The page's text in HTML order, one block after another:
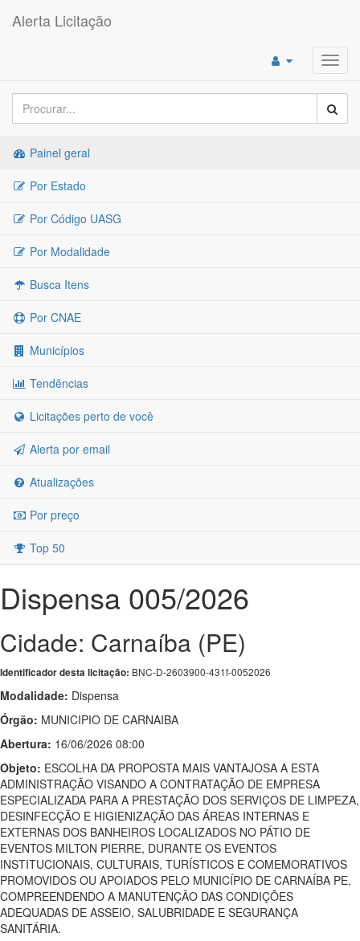
Alerta Licitação
Painel geral
Por Estado
Por Código UASG
Por Modalidade
Busca Itens
Por CNAE
Municípios
Tendências
Licitações perto de você
Alerta por email
Atualizações
Por preço
Top 50
Dispensa 005/2026
Cidade: Carnaíba (PE)
Identificador desta licitação: BNC-D-2603900-431f-0052026
Modalidade: Dispensa
Órgão: MUNICIPIO DE CARNAIBA
Abertura: 16/06/2026 08:00
Objeto: ESCOLHA DA PROPOSTA MAIS VANTAJOSA A ESTA
ADMINISTRAÇÃO VISANDO A CONTRATAÇÃO DE EMPRESA
ESPECIALIZADA PARA A PRESTAÇÃO DOS SERVIÇOS DE LIMPEZA,
DESINFECÇÃO E HIGIENIZAÇÃO DAS ÁREAS INTERNAS E
EXTERNAS DOS BANHEIROS LOCALIZADOS NO PÁTIO DE
EVENTOS MILTON PIERRE, DURANTE OS EVENTOS
INSTITUCIONAIS, CULTURAIS, TURÍSTICOS E COMEMORATIVOS
PROMOVIDOS OU APOIADOS PELO MUNICÍPIO DE CARNAÍBA PE,
COMPREENDENDO A MANUTENÇÃO DAS CONDIÇÕES
ADEQUADAS DE ASSEIO, SALUBRIDADE E SEGURANÇA
SANITÁRIA.